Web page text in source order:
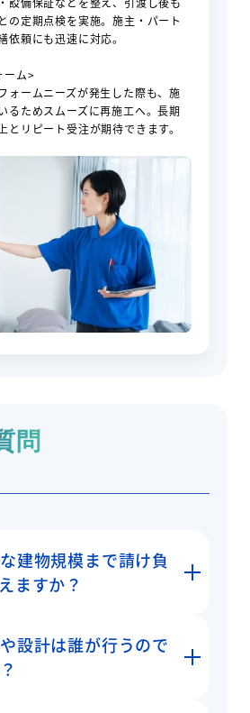
の定期点検を実施。施主・パート
依頼にも迅速に対応。
ーム>
ォームニーズが発生した際も、施
るためスムーズに再施工へ。長期
とリピート受注が期待できます。
問
建物規模まで請け負
ますか？
設計は誰が行うので